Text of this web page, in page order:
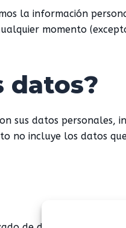
la información
momento
datos?
sus datos personales,
no incluye los datos